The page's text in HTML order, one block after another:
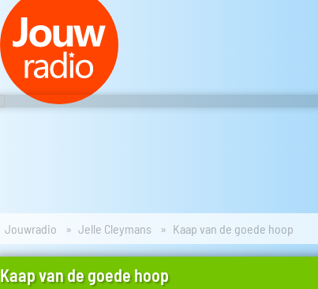
Jouwradio Jelle Cleymans Kaap van de goede hoop
Kaap van de goede hoop